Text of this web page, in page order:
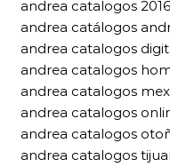
andrea catalogos 2016
andrea catálogos
andrea catalogos
andrea catalogos
andrea catalogos
andrea catalogos
andrea catalogos
andrea catalogos